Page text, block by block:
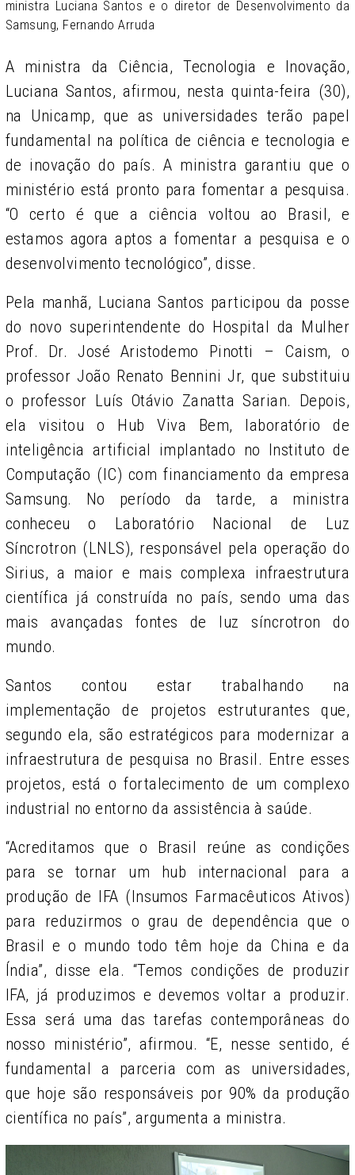
ministra Luciana Santos e o diretor de Desenvolvimento da
Samsung, Fernando Arruda
A ministra da Ciência, Tecnologia e Inovação,
Luciana Santos, afirmou, nesta quinta-feira (30),
na Unicamp, que as universidades terão papel
fundamental na política de ciência e tecnologia e
de inovação do país. A ministra garantiu que o
ministério está pronto para fomentar a pesquisa.
“O certo é que a ciência voltou ao Brasil, e
estamos agora aptos a fomentar a pesquisa e o
desenvolvimento tecnológico”, disse.
Pela manhã, Luciana Santos participou da posse
do novo superintendente do Hospital da Mulher
Prof. Dr. José Aristodemo Pinotti – Caism, o
professor João Renato Bennini Jr, que substituiu
o professor Luís Otávio Zanatta Sarian. Depois,
ela visitou o Hub Viva Bem, laboratório de
inteligência artificial implantado no Instituto de
Computação (IC) com financiamento da empresa
Samsung. No período da tarde, a ministra
conheceu o Laboratório Nacional de Luz
Síncrotron (LNLS), responsável pela operação do
Sirius, a maior e mais complexa infraestrutura
científica já construída no país, sendo uma das
mais avançadas fontes de luz síncrotron do
mundo.
Santos contou estar trabalhando na
implementação de projetos estruturantes que,
segundo ela, são estratégicos para modernizar a
infraestrutura de pesquisa no Brasil. Entre esses
projetos, está o fortalecimento de um complexo
industrial no entorno da assistência à saúde.
“Acreditamos que o Brasil reúne as condições
para se tornar um hub internacional para a
produção de IFA (Insumos Farmacêuticos Ativos)
para reduzirmos o grau de dependência que o
Brasil e o mundo todo têm hoje da China e da
Índia”, disse ela. “Temos condições de produzir
IFA, já produzimos e devemos voltar a produzir.
Essa será uma das tarefas contemporâneas do
nosso ministério”, afirmou. “E, nesse sentido, é
fundamental a parceria com as universidades,
que hoje são responsáveis por 90% da produção
científica no país”, argumenta a ministra.